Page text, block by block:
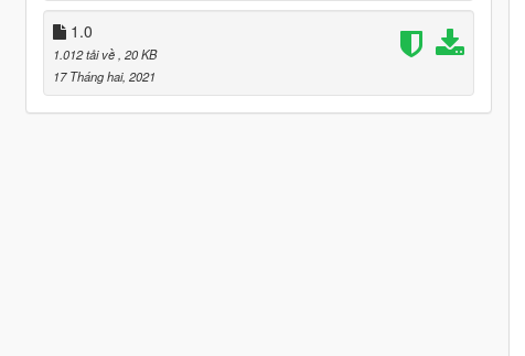
1.0
1.012 tải về , 20 KB
17 Tháng hai, 2021